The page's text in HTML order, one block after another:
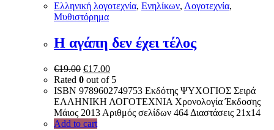
Ελληνική λογοτεχνία, Ενηλίκων, Λογοτεχνία,
Μυθιστόρημα
Η αγάπη δεν έχει τέλος
€19.00 €17.00
Rated 0 out of 5
ISBN 9789602749753 Εκδότης ΨΥΧΟΓΙΟΣ Σειρά
ΕΛΛΗΝΙΚΗ ΛΟΓΟΤΕΧΝΙΑ Χρονολογία Έκδοσης
Μάιος 2013 Αριθμός σελίδων 464 Διαστάσεις 21x14
Add to cart